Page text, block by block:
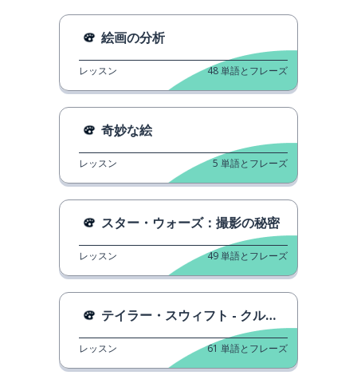
絵画の分析
レッスン 48単語とフレーズ
奇妙な絵
レッスン 5 単語とフレーズ
スター・ウォーズ：撮影の秘密
レッスン 49単語とフレーズ
テイラー・スウィフト - クルエル・サマー
レッスン 61 単語とフレーズ